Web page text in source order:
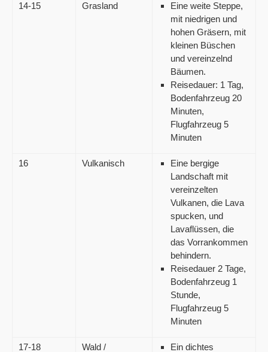
14-15 Grasland
Eine weite Steppe,
mit niedrigen und
hohen Gräsern, mit
kleinen Büschen
und vereinzelnd
Bäumen.
Reisedauer: 1 Tag,
Bodenfahrzeug 20
Minuten,
Flugfahrzeug 5
Minuten
16 Vulkanisch
Eine bergige
Landschaft mit
vereinzelten
Vulkanen, die Lava
spucken, und
Lavaflüssen, die
das Vorrankommen
behindern.
Reisedauer 2 Tage,
Bodenfahrzeug 1
Stunde,
Flugfahrzeug 5
Minuten
17-18 Wald / Ein dichtes